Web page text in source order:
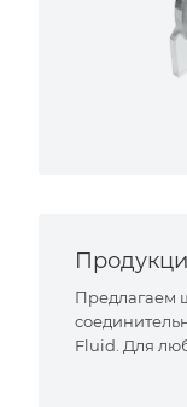
Предлагаем
Fluid. Для